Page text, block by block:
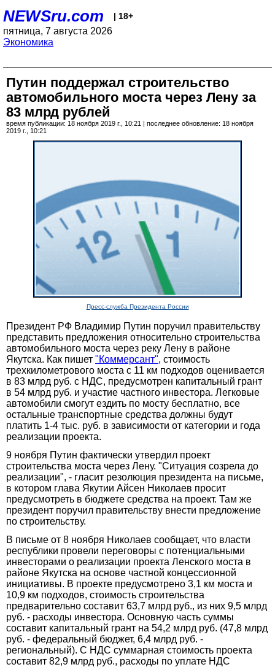
NEWSru.com | 18+
пятница, 7 августа 2026
Экономика
Путин поддержал строительство
автомобильного моста через Лену за
83 млрд рублей
время публикации: 18 ноября 2019 г., 10:21 | последнее обновление: 18 ноября
2019 г., 10:21
Пресс-служба Президента России
Президент РФ Владимир Путин поручил правительству
представить предложения относительно строительства
автомобильного моста через реку Лену в районе
Якутска. Как пишет "Коммерсант", стоимость
трехкилометрового моста с 11 км подходов оценивается
в 83 млрд руб. с НДС, предусмотрен капитальный грант
в 54 млрд руб. и участие частного инвестора. Легковые
автомобили смогут ездить по мосту бесплатно, все
остальные транспортные средства должны будут
платить 1-4 тыс. руб. в зависимости от категории и года
реализации проекта.
9 ноября Путин фактически утвердил проект
строительства моста через Лену. "Ситуация созрела до
реализации", - гласит резолюция президента на письме,
в котором глава Якутии Айсен Николаев просит
предусмотреть в бюджете средства на проект. Там же
президент поручил правительству внести предложение
по строительству.
В письме от 8 ноября Николаев сообщает, что власти
республики провели переговоры с потенциальными
инвесторами о реализации проекта Ленского моста в
районе Якутска на основе частной концессионной
инициативы. В проекте предусмотрено 3,1 км моста и
10,9 км подходов, стоимость строительства
предварительно составит 63,7 млрд руб., из них 9,5 млрд
руб. - расходы инвестора. Основную часть суммы
составит капитальный грант на 54,2 млрд руб. (47,8 млрд
руб. - федеральный бюджет, 6,4 млрд руб. -
региональный). С НДС суммарная стоимость проекта
составит 82,9 млрд руб., расходы по уплате НДС